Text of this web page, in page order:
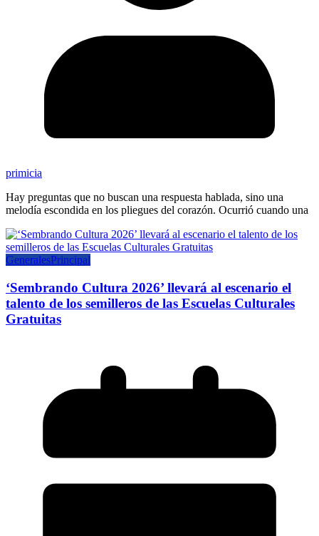
primicia
Hay preguntas que no buscan una respuesta hablada, sino una
melodía escondida en los pliegues del corazón. Ocurrió cuando una
GeneralesPrincipal
‘Sembrando Cultura 2026’ llevará al escenario el
talento de los semilleros de las Escuelas Culturales
Gratuitas